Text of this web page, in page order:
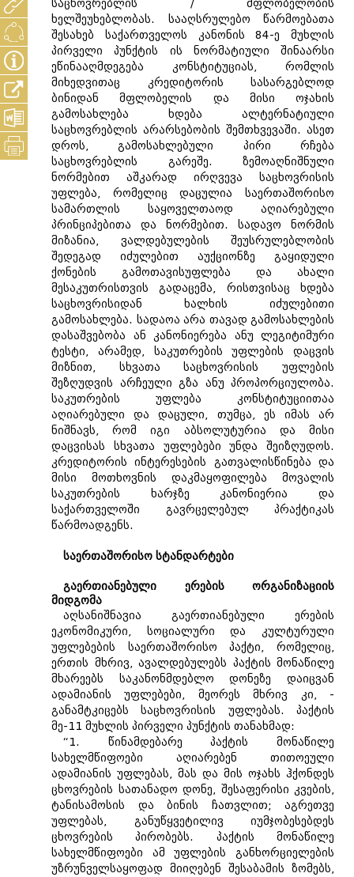
საცხოვრებლის / მფლობელობის
ხელშეუხებლობას. სააღსრულებო წარმოებათა
შესახებ საქართველოს კანონის 84-ე მუხლის
პირველი პუნქტის ის ნორმატიული შინაარსი
ეწინააღმდეგება კონსტიტუციას, რომლის
მიხედვითაც კრედიტორის სასარგებლოდ
ბინიდან მფლობელის და მისი ოჯახის
გამოსახლება ხდება ალტერნატიული
საცხოვრებლის არარსებობის შემთხვევაში. ასეთ
დროს, გამოსახლებული პირი რჩება
საცხოვრებლის გარეშე. ზემოაღნიშნული
ნორმებით აშკარად ირღვევა საცხოვრისის
უფლება, რომელიც დაცულია საერთაშორისო
სამართლის საყოველთაოდ აღიარებული
პრინციპებითა და ნორმებით. სადავო ნორმის
მიზანია, ვალდებულების შეუსრულებლობის
შედეგად იძულებით აუქციონზე გაყიდული
ქონების გამოთავისუფლება და ახალი
მესაკუთრისთვის გადაცემა, რისთვისაც ხდება
საცხოვრისიდან ხალხის იძულებითი
გამოსახლება. სადაოა არა თავად გამოსახლების
დასაშვებობა ან კანონიერება ანუ ლეგიტიმური
ტესტი, არამედ, საკუთრების უფლების დაცვის
მიზნით, სხვათა საცხოვრისის უფლების
შეზღუდვის არჩეული გზა ანუ პროპორციულობა.
საკუთრების უფლება კონსტიტუციითაა
აღიარებული და დაცული, თუმცა, ეს იმას არ
ნიშნავს, რომ იგი აბსოლუტურია და მისი
დაცვისას სხვათა უფლებები უნდა შეიზღუდოს.
კრედიტორის ინტერესების გათვალისწინება და
მისი მოთხოვნის დაკმაყოფილება მოვალის
საკუთრების ხარჯზე კანონიერია და
საქართველოში გავრცელებულ პრაქტიკას
წარმოადგენს.
საერთაშორისო სტანდარტები
გაერთიანებული ერების ორგანიზაციის
მიდგომა
აღსანიშნავია გაერთიანებული ერების
ეკონომიკური, სოციალური და კულტურული
უფლებების საერთაშორისო პაქტი, რომელიც,
ერთის მხრივ, ავალდებულებს პაქტის მონაწილე
მხარეებს საკანონმდებლო დონეზე დაიცვან
ადამიანის უფლებები, მეორეს მხრივ კი, -
განამტკიცებს საცხოვრისის უფლებას. პაქტის
მე-11 მუხლის პირველი პუნქტის თანახმად:
“1. წინამდებარე პაქტის მონაწილე
სახელმწიფოები აღიარებენ თითოეული
ადამიანის უფლებას, მას და მის ოჯახს ჰქონდეს
ცხოვრების სათანადო დონე, შესაფერისი კვების,
ტანისამოსის და ბინის ჩათვლით; აგრეთვე
უფლებას, განუწყვეტილივ იუმჯობესებდეს
ცხოვრების პირობებს. პაქტის მონაწილე
სახელმწიფოები ამ უფლების განხორციელების
უზრუნველსაყოფად მიიღებენ შესაბამის ზომებს,